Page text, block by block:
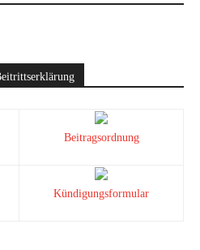
Beitragsordnung
Kündigungsformular